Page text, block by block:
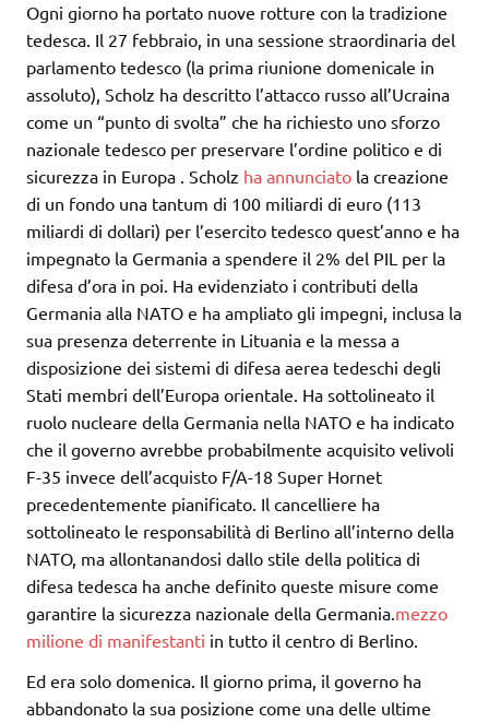
Ogni giorno ha portato nuove rotture con la tradizione
tedesca. Il 27 febbraio, in una sessione straordinaria del
parlamento tedesco (la prima riunione domenicale in
assoluto), Scholz ha descritto l’attacco russo all’Ucraina
come un “punto di svolta” che ha richiesto uno sforzo
nazionale tedesco per preservare l’ordine politico e di
sicurezza in Europa . Scholz ha annunciato la creazione
di un fondo una tantum di 100 miliardi di euro (113
miliardi di dollari) per l’esercito tedesco quest’anno e ha
impegnato la Germania a spendere il 2% del PIL per la
difesa d’ora in poi. Ha evidenziato i contributi della
Germania alla NATO e ha ampliato gli impegni, inclusa la
sua presenza deterrente in Lituania e la messa a
disposizione dei sistemi di difesa aerea tedeschi degli
Stati membri dell’Europa orientale. Ha sottolineato il
ruolo nucleare della Germania nella NATO e ha indicato
che il governo avrebbe probabilmente acquisito velivoli
F-35 invece dell’acquisto F/A-18 Super Hornet
precedentemente pianificato. Il cancelliere ha
sottolineato le responsabilità di Berlino all’interno della
NATO, ma allontanandosi dallo stile della politica di
difesa tedesca ha anche definito queste misure come
garantire la sicurezza nazionale della Germania.mezzo
milione di manifestanti in tutto il centro di Berlino.
Ed era solo domenica. Il giorno prima, il governo ha
abbandonato la sua posizione come una delle ultime